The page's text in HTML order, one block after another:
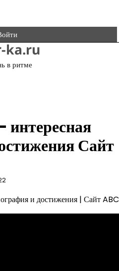
ka.ru
в ритме
Сайт